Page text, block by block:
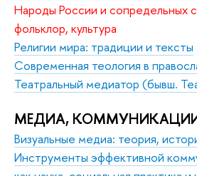
Народы России и сопредельных
фольклор, культура
Религии мира: традиции и тексты
Современная теология в
Театральный медиатор (бывш.
МЕДИА, КОММУНИКАЦИИ
Визуальные медиа: теория,
Инструменты эффективной